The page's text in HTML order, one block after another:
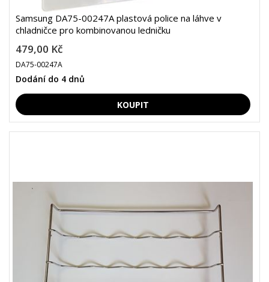
Samsung DA75-00247A plastová police na láhve v
chladničce pro kombinovanou ledničku
479,00 Kč
DA75-00247A
Dodání do 4 dnů